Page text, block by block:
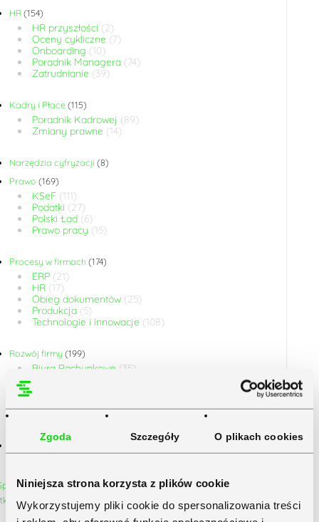
Zgoda Szczegóły O plikach cookies
Niniejsza strona korzysta z plików cookie
Wykorzystujemy pliki cookie do spersonalizowania treści
HR(154)
HR przyszłości (2)
Oceny cykliczne (7)
Onboarding (10)
Poradnik Managera (74)
Zatrudnianie (39)
Kadry i Płace(115)
Poradnik Kadrowej (89)
Zmiany prawne (14)
Narzędzia cyfryzacji (8)
Prawo (169)
KSeF (111)
Podatki (27)
Polski Ład (6)
Prawo pracy (15)
Procesy w firmach (174)
ERP (21)
HR (17)
Obieg dokumentów (25)
Produkcja (5)
Technologie i innowacje (108)
Rozwój firmy (199)
Biura Rachunkowe (35)
JDG
(13)
Sektor publiczny